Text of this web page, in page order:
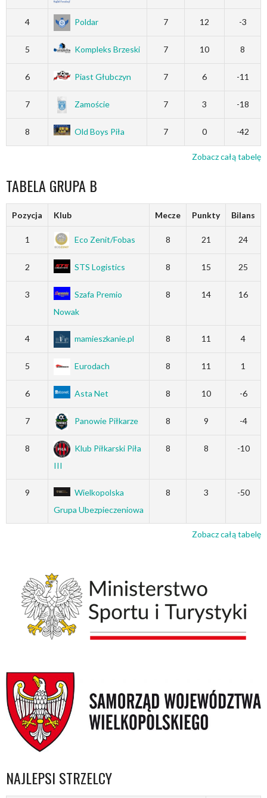
4 Poldar 7 12 -3
5 Kompleks Brzeski 7 10 8
6 Piast Głubczyn 7 6 -11
7 Zamoście 7 3 -18
8 Old Boys Piła 7 0 -42
Zobacz całą tabelę
TABELA GRUPA B
Pozycja Klub Mecze Punkty Bilans
1 Eco Zenit/Fobas 8 21 24
2 STS Logistics 8 15 25
3
Szafa Premio
Nowak
8 14 16
4 mamieszkanie.pl 8 11 4
5 Eurodach 8 11 1
6 Asta Net 8 10 -6
7 Panowie Piłkarze 8 9 -4
8
Klub Piłkarski Piła
III
8 8 -10
9
Wielkopolska
Grupa Ubezpieczeniowa
8 3 -50
Zobacz całą tabelę
NAJLEPSI STRZELCY